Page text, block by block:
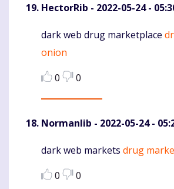
HectorRib - 2022-05-24 -
Komentaras
dark web drug marketplace
onion
0
0
Normanlib - 2022-05-24 -
Komentaras
dark web markets drug
0
0